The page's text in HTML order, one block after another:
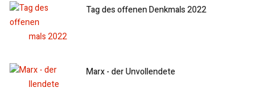
Tag des offenen Denkmals 2022
Marx - der Unvollendete